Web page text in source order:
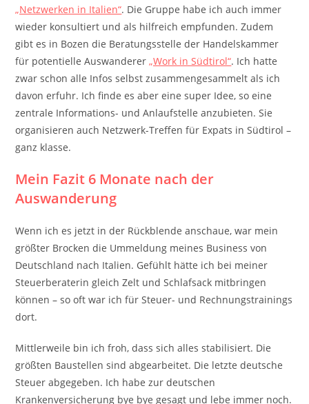
„Netzwerken in Italien“. Die Gruppe habe ich auch immer
wieder konsultiert und als hilfreich empfunden. Zudem
gibt es in Bozen die Beratungsstelle der Handelskammer
für potentielle Auswanderer„Work in Südtirol“. Ich hatte
zwar schon alle Infos selbst zusammengesammelt als ich
davon erfuhr. Ich finde es aber eine super Idee, so eine
zentrale Informations- und Anlaufstelle anzubieten. Sie
organisieren auch Netzwerk-Treffen für Expats in Südtirol –
ganz klasse.
Mein Fazit 6 Monate nach der
Auswanderung
Wenn ich es jetzt in der Rückblende anschaue, war mein
größter Brocken die Ummeldung meines Business von
Deutschland nach Italien. Gefühlt hätte ich bei meiner
Steuerberaterin gleich Zelt und Schlafsack mitbringen
können – so oft war ich für Steuer- und Rechnungstrainings
dort.
Mittlerweile bin ich froh, dass sich alles stabilisiert. Die
größten Baustellen sind abgearbeitet. Die letzte deutsche
Steuer abgegeben. Ich habe zur deutschen
Krankenversicherung bye bye gesagt und lebe immer noch.